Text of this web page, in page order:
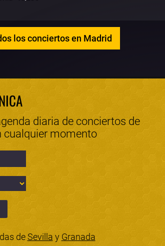
los conciertos en Madrid
diaria de conciertos de
cualquier momento
deSevilla y Granada